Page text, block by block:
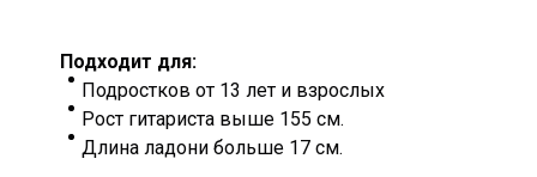
Подходит для:
Подростков от 13 лет и взрослых
Рост гитариста выше 155 см.
Длина ладони больше 17 см.